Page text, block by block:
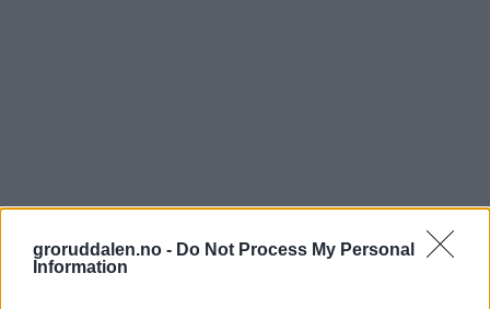
groruddalen.no - Do Not Process My Personal
Information